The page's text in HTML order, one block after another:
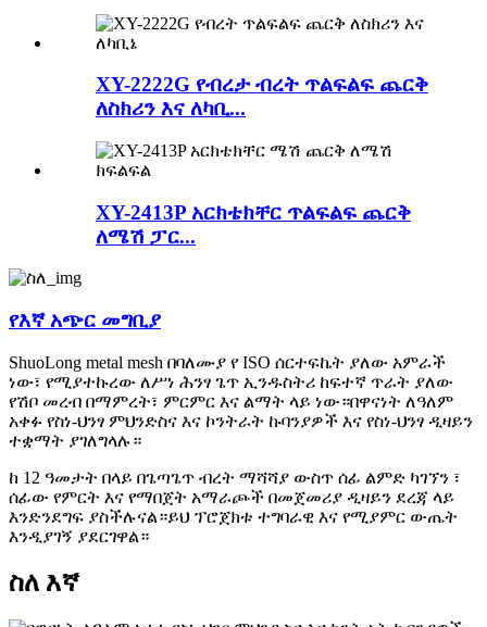
XY-2222G የብረታ ብረት ጥልፍልፍ ጨርቅ
ለስክሪን እና ለካቢ...
XY-2413P አርክቴክቸር ጥልፍልፍ ጨርቅ
ለሜሽ ፓር...
የእኛ አጭር መግቢያ
ShuoLong metal mesh በባለሙያ የ ISO ሰርተፍኬት ያለው አምራች
ነው፣ የሚያተኩረው ለሥነ ሕንፃ ጌጥ ኢንዱስትሪ ከፍተኛ ጥራት ያለው
የሽቦ መረብ በማምረት፣ ምርምር እና ልማት ላይ ነው።በዋናነት ለዓለም
አቀፉ የስነ-ህንፃ ምህንድስና እና ኮንትራት ኩባንያዎች እና የስነ-ህንፃ ዲዛይን
ተቋማት ያገለግላሉ።
ከ 12 ዓመታት በላይ በጌጣጌጥ ብረት ማሻሻያ ውስጥ ሰፊ ልምድ ካገኘን ፣
ሰፊው የምርት እና የማበጀት አማራጮች በመጀመሪያ ዲዛይን ደረጃ ላይ
እንድንደግፍ ያስችሉናል።ይህ ፕሮጀክቱ ተግባራዊ እና የሚያምር ውጤት
እንዲያገኝ ያደርገዋል።
ስለ እኛ